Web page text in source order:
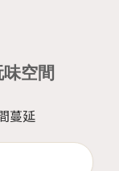
蔓延